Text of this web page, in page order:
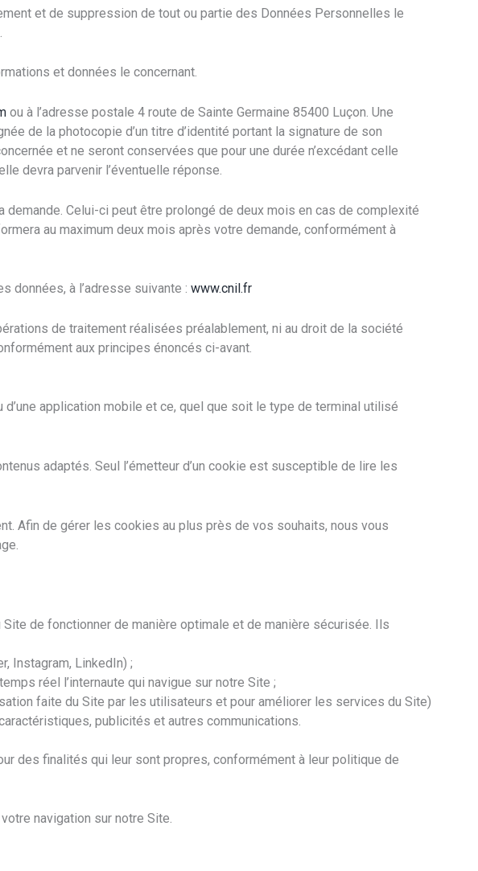
et de suppression de tout ou partie des Données Personnelles le
et données le concernant.
ou à l’adresse postale 4 route de Sainte Germaine 85400 Luçon. Une
de la photocopie d’un titre d’identité portant la signature de son
et ne seront conservées que pour une durée n’excédant celle
devra parvenir l’éventuelle réponse.
Celui-ci peut être prolongé de deux mois en cas de complexité
au maximum deux mois après votre demande, conformément à
données, à l’adresse suivante : www.cnil.fr
de traitement réalisées préalablement, ni au droit de la société
aux principes énoncés ci-avant.
application mobile et ce, quel que soit le type de terminal utilisé
adaptés. Seul l’émetteur d’un cookie est susceptible de lire les
Afin de gérer les cookies au plus près de vos souhaits, nous vous
de fonctionner de manière optimale et de manière sécurisée. Ils
Instagram, LinkedIn) ;
réel l’internaute qui navigue sur notre Site ;
faite du Site par les utilisateurs et pour améliorer les services du Site)
publicités et autres communications.
des finalités qui leur sont propres, conformément à leur politique de
navigation sur notre Site.